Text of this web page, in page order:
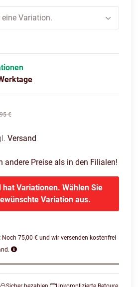
Variation.
€
Versand
andere Preise als in den Filialen!
hat Variationen. Wählen Sie
Variation aus.
Noch 75,00 € und wir versenden kostenfrei